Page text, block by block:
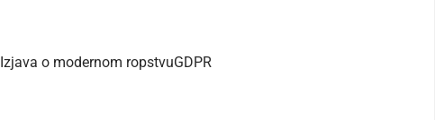
Izjava o modernom ropstvuGDPR